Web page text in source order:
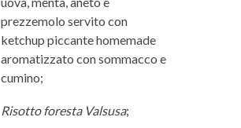
prezzemolo servito con
ketchup piccante homemade
aromatizzato con sommacco e
cumino;
Risotto foresta Valsusa;